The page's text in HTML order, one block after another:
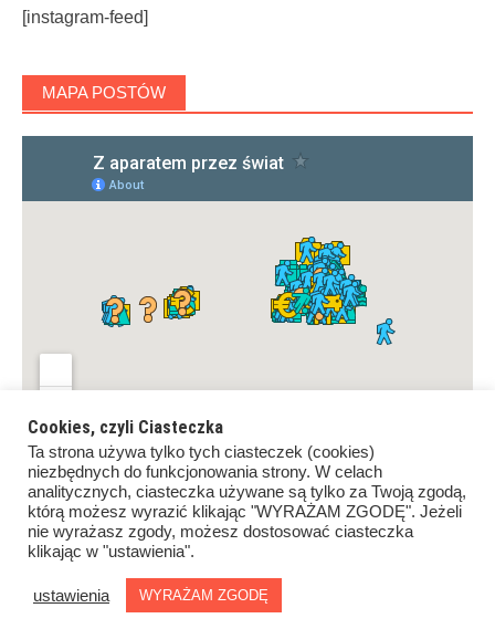
[instagram-feed]
MAPA POSTÓW
Proudly powered byWordPress.|Theme: Awaken by
Cookies, czyli Ciasteczka
Ta strona używa tylko tych ciasteczek (cookies)
niezbędnych do funkcjonowania strony. W celach
analitycznych, ciasteczka używane są tylko za Twoją zgodą,
którą możesz wyrazić klikając "WYRAŻAM ZGODĘ". Jeżeli
nie wyrażasz zgody, możesz dostosować ciasteczka
klikając w "ustawienia".
ustawienia WYRAŻAM ZGODĘ